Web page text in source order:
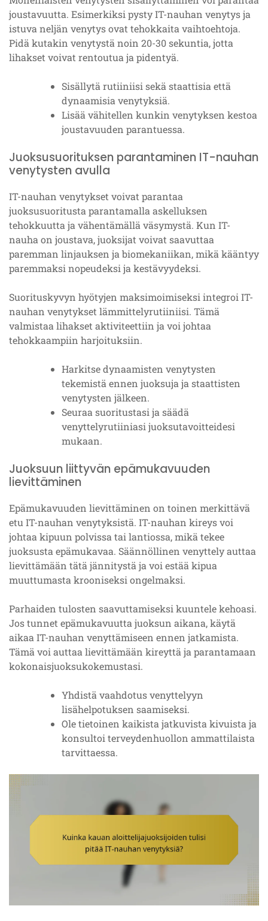
joustavuutta. Esimerkiksi pysty IT-nauhan venytys ja
istuva neljän venytys ovat tehokkaita vaihtoehtoja.
Pidä kutakin venytystä noin 20-30 sekuntia, jotta
lihakset voivat rentoutua ja pidentyä.
Sisällytä rutiiniisi sekä staattisia että
dynaamisia venytyksiä.
Lisää vähitellen kunkin venytyksen kestoa
joustavuuden parantuessa.
Juoksusuorituksen parantaminen IT-nauhan
venytysten avulla
IT-nauhan venytykset voivat parantaa
juoksusuoritusta parantamalla askelluksen
tehokkuutta ja vähentämällä väsymystä. Kun IT-
nauha on joustava, juoksijat voivat saavuttaa
paremman linjauksen ja biomekaniikan, mikä kääntyy
paremmaksi nopeudeksi ja kestävyydeksi.
Suorituskyvyn hyötyjen maksimoimiseksi integroi IT-
nauhan venytykset lämmittelyrutiiniisi. Tämä
valmistaa lihakset aktiviteettiin ja voi johtaa
tehokkaampiin harjoituksiin.
Harkitse dynaamisten venytysten
tekemistä ennen juoksuja ja staattisten
venytysten jälkeen.
Seuraa suoritustasi ja säädä
venyttelyrutiiniasi juoksutavoitteidesi
mukaan.
Juoksuun liittyvän epämukavuuden
lievittäminen
Epämukavuuden lievittäminen on toinen merkittävä
etu IT-nauhan venytyksistä. IT-nauhan kireys voi
johtaa kipuun polvissa tai lantiossa, mikä tekee
juoksusta epämukavaa. Säännöllinen venyttely auttaa
lievittämään tätä jännitystä ja voi estää kipua
muuttumasta krooniseksi ongelmaksi.
Parhaiden tulosten saavuttamiseksi kuuntele kehoasi.
Jos tunnet epämukavuutta juoksun aikana, käytä
aikaa IT-nauhan venyttämiseen ennen jatkamista.
Tämä voi auttaa lievittämään kireyttä ja parantamaan
kokonaisjuoksukokemustasi.
Yhdistä vaahdotus venyttelyyn
lisähelpotuksen saamiseksi.
Ole tietoinen kaikista jatkuvista kivuista ja
konsultoi terveydenhuollon ammattilaista
tarvittaessa.